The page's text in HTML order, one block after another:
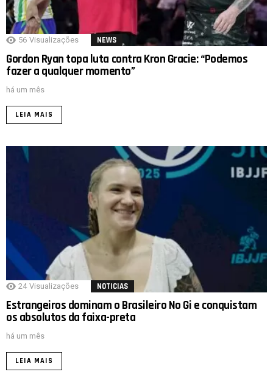
56 Visualizações NEWS
Gordon Ryan topa luta contra Kron Gracie: “Podemos
fazer a qualquer momento”
há um mês
LEIA MAIS
24 Visualizações NOTICIAS
Estrangeiros dominam o Brasileiro No Gi e conquistam
os absolutos da faixa-preta
há um mês
LEIA MAIS